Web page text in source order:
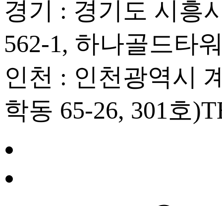
경기 : 경기도 시흥
562-1, 하나골드타
인천 : 인천광역시
학동 65-26, 301호)